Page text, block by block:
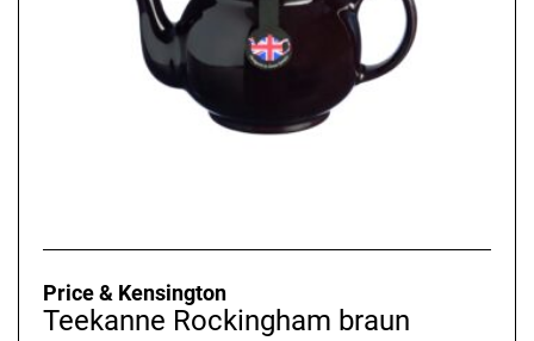
Price & Kensington
Teekanne Rockingham braun